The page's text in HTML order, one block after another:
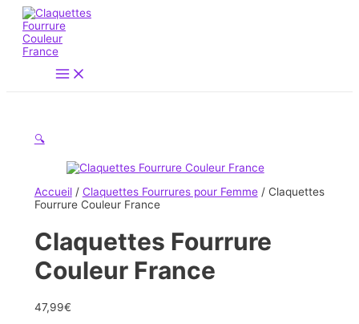
Aller
contenu
Main
Menu
🔍
Accueil/ Claquettes Fourrures pour Femme/ Claquettes
Fourrure Couleur France
Claquettes Fourrure
Couleur France
47,99€